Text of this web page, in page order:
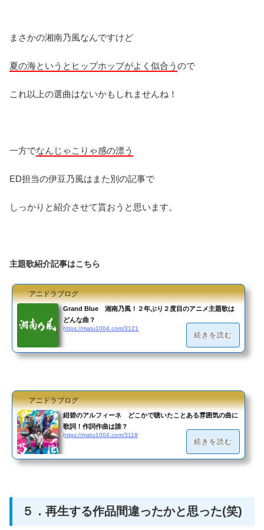
まさかの湘南乃風なんですけど
夏の海というとヒップホップがよく似合う ので
これ以上の選曲はないかもしれませんね！
一方でなんじゃこりゃ感の漂う
ED担当の伊豆乃風はまた別の記事で
しっかりと紹介させて貰おうと思います。
主題歌紹介記事はこちら
アニドラブログ
Grand Blue 湘南乃風！２年ぶり２度目のアニメ主題歌は
どんな曲？
https://matu1004.com/3121
続きを読む
アニドラブログ
紺碧のアルフィーネ どこかで聴いたことある雰囲気の曲に
歌詞！作詞作曲は誰？
https://matu1004.com/3118
続きを読む
５．再生する作品間違ったかと思った(笑)